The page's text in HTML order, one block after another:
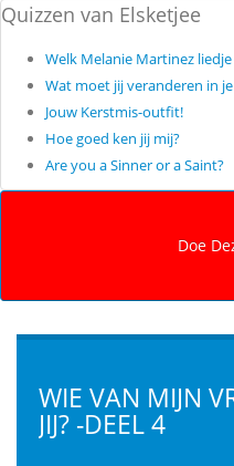
Quizzen van Elsketjee
Welk Melanie Martinez
Wat moet jij veranderen in
Jouw Kerstmis-outfit!
Hoe goed ken jij mij?
Are you a Sinner or a Saint?
WIE VAN MIJN
JIJ? -DEEL 4